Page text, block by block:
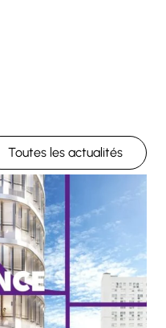
Toutes les actualités